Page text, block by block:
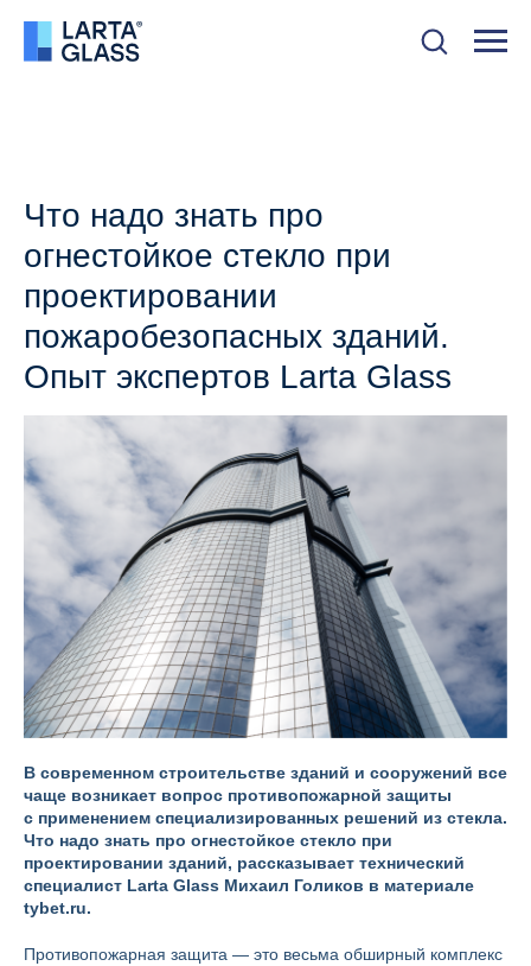
Что надо знать про
огнестойкое стекло при
проектировании
пожаробезопасных зданий.
Опыт экспертов Larta Glass
В современном строительстве зданий и сооружений все
чаще возникает вопрос противопожарной защиты
с применением специализированных решений из стекла.
Что надо знать про огнестойкое стекло при
проектировании зданий, рассказывает технический
специалист Larta Glass Михаил Голиков в материале
tybet.ru.
Противопожарная защита — это весьма обширный комплекс